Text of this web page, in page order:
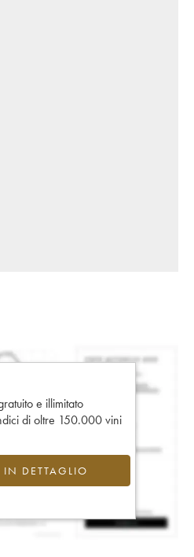
e illimitato
di oltre 150.000 vini
DETTAGLIO